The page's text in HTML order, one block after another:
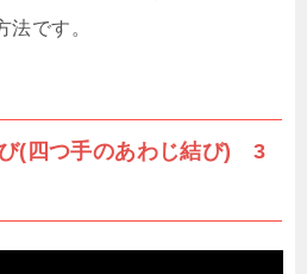
法です。
(四つ手のあわじ結び) 3